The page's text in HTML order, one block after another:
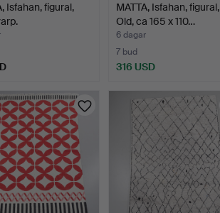
Isfahan, figural,
MATTA, Isfahan, figural,
Old, ca 165 x 110…
6 dagar
7 bud
316 USD